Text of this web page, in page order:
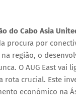
do Cabo Asia
procura por
região, o
O AUG East vai
rota crucial. Este
económico na